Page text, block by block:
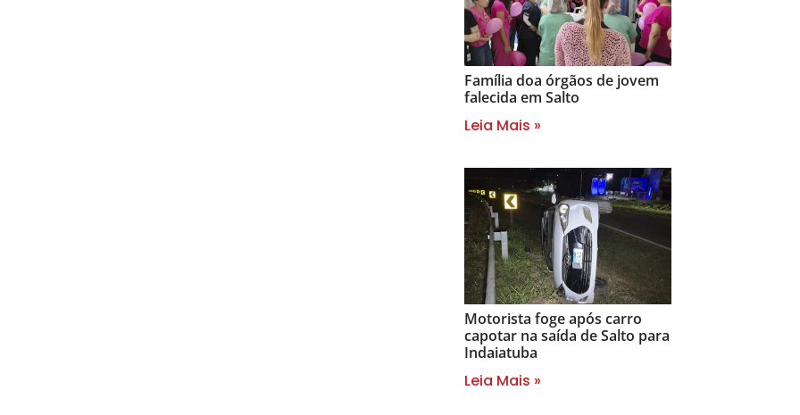
Família doa órgãos de jovem
falecida em Salto
Leia Mais »
Motorista foge após carro
capotar na saída de Salto para
Indaiatuba
Leia Mais »